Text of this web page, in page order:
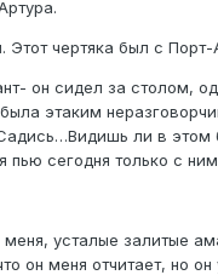
Этот чертяка был с Порт-
он сидел за столом,
этаким
ли в этом
пью сегодня только с
усталые залитые
он меня отчитает, но он